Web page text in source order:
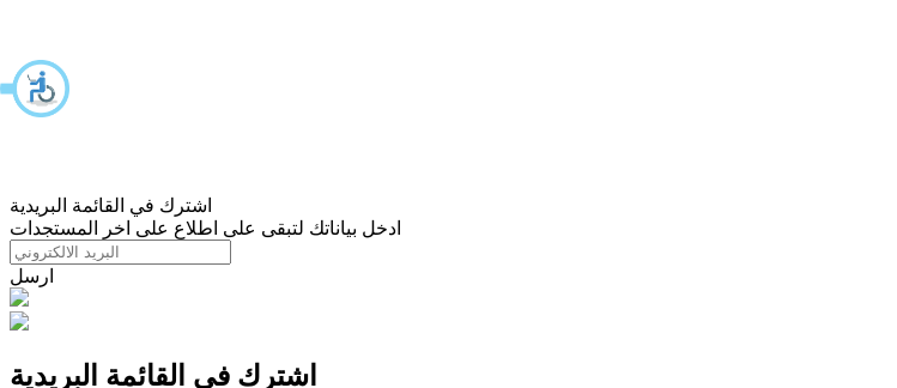
اشترك في القائمة البريدية
ادخل بياناتك لتبقى على اطلاع على اخر المستجدات
ارسل
اشترك في القائمة البريدية